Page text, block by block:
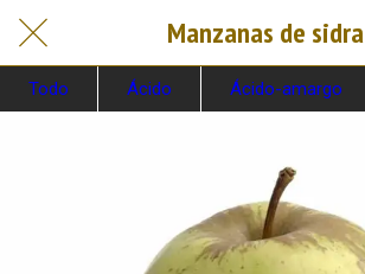
Manzanas de sidra
Todo Ácido Ácido-amargo